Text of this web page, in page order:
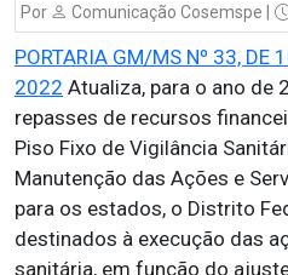
Por Comunicação Cosemspe |
PORTARIA GM/MS Nº 33, DE
2022 Atualiza, para o ano de
repasses de recursos
Piso Fixo de Vigilância
Manutenção das Ações e
para os estados, o Distrito
destinados à execução das
sanitária, em função do